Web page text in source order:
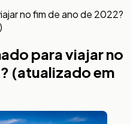
no fim de ano de 2022?
para viajar no
(atualizado em